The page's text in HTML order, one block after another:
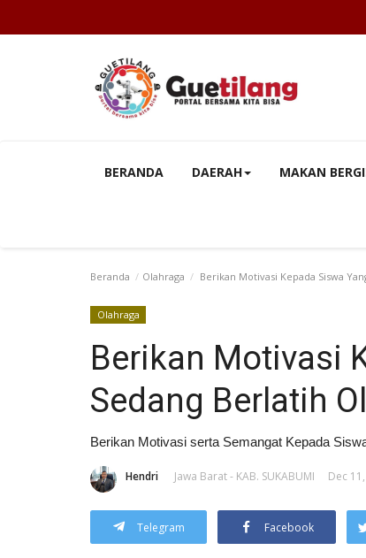
BERANDA DAERAH MAKAN
Beranda Olahraga Berikan Motivasi Kepada Siswa
Olahraga
Berikan Motivasi
Sedang Berlatih
Berikan Motivasi serta Semangat Kepada
Hendri Jawa Barat - KAB. SUKABUMI Dec
Telegram Facebook